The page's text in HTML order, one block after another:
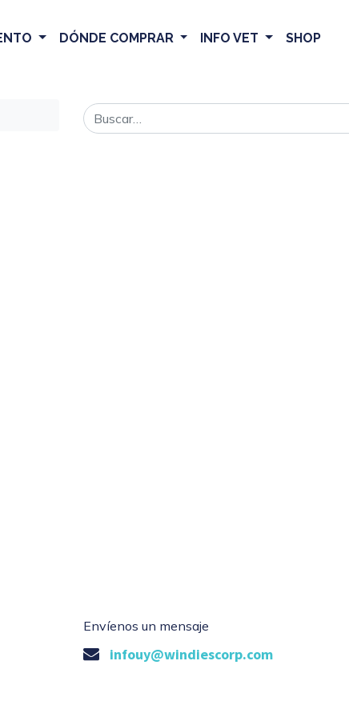
DÓNDE COMPRAR INFO VET SHOP
Envíenos un mensaje
infouy@windiescorp.com